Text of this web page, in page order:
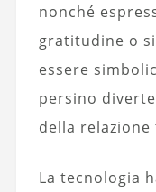
nonché
gratitudine o
essere
persino
della
La tecnologia